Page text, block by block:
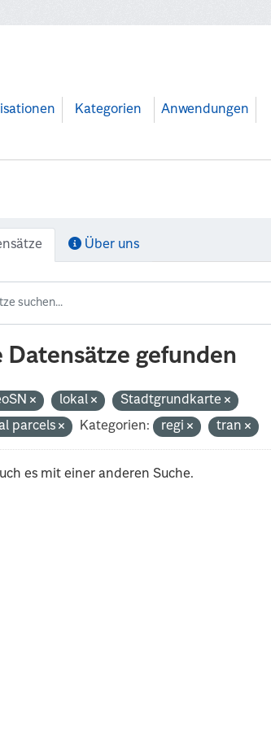
Kategorien Anwendungen
Über uns
Datensätze gefunden
lokal
Stadtgrundkarte
parcels
Kategorien: regi tran
es mit einer anderen Suche.